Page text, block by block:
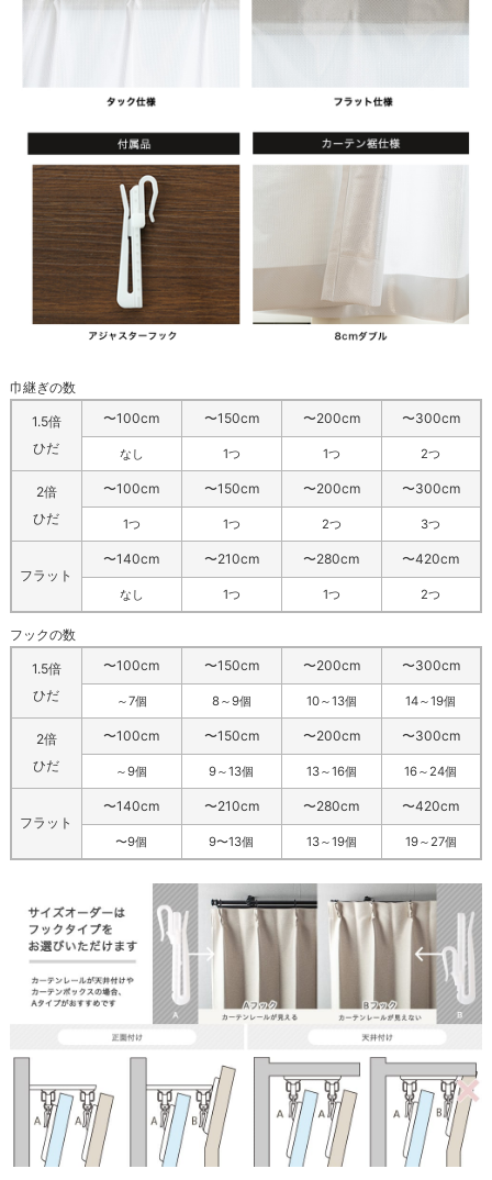
巾継ぎの数
1.5倍
ひだ
〜100cm 〜150cm 〜200cm 〜300cm
なし 1つ 1つ 2つ
2倍
ひだ
〜100cm 〜150cm 〜200cm 〜300cm
1つ 1つ 2つ 3つ
フラット
〜140cm 〜210cm 〜280cm 〜420cm
なし 1つ 1つ 2つ
フックの数
1.5倍
ひだ
〜100cm 〜150cm 〜200cm 〜300cm
～7個 8～9個 10～13個 14～19個
2倍
ひだ
〜100cm 〜150cm 〜200cm 〜300cm
～9個 9～13個 13～16個 16～24個
フラット
〜140cm 〜210cm 〜280cm 〜420cm
〜9個 9〜13個 13～19個 19～27個